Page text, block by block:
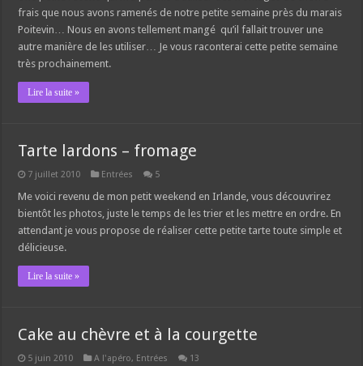
frais que nous avons ramenés de notre petite semaine près du marais
Poitevin… Nous en avons tellement mangé qu’il fallait trouver une
autre manière de les utiliser… Je vous raconterai cette petite semaine
très prochainement.
Lire la suite »
Tarte lardons – fromage
7 juillet 2010 Entrées 5
Me voici revenu de mon petit weekend en Irlande, vous découvrirez
bientôt les photos, juste le temps de les trier et les mettre en ordre. En
attendant je vous propose de réaliser cette petite tarte toute simple et
délicieuse.
Lire la suite »
Cake au chèvre et à la courgette
5 juin 2010 A l'apéro, Entrées 13